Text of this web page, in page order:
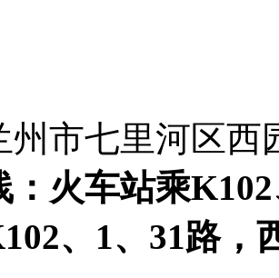
州市七里河区西
：火车站乘
、1、31路，